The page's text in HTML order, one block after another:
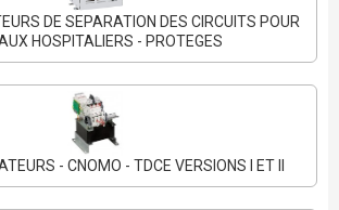
DE SEPARATION DES CIRCUITS POUR
HOSPITALIERS - PROTEGES
- CNOMO - TDCE VERSIONS I ET II